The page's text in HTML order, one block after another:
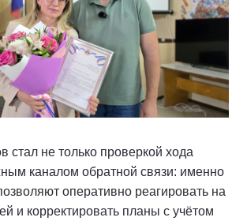
стал не только проверкой хода
каналом обратной связи: именно
оперативно реагировать на
и корректировать планы с учётом